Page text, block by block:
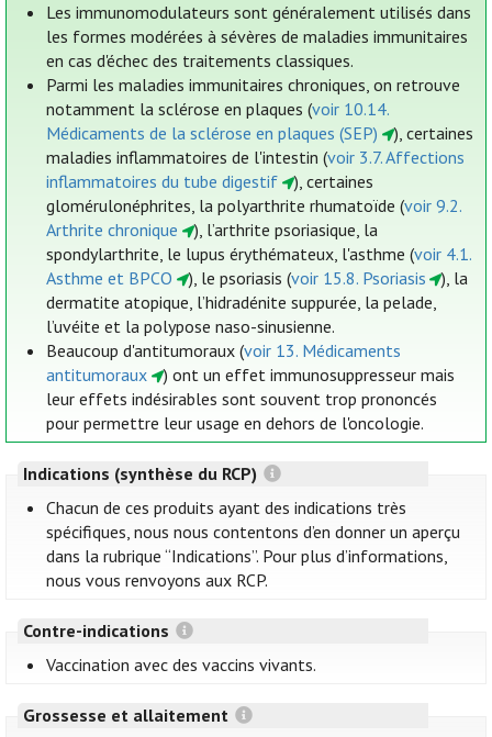
Les immunomodulateurs sont généralement utilisés dans
les formes modérées à sévères de maladies immunitaires
en cas d'échec des traitements classiques.
Parmi les maladies immunitaires chroniques, on retrouve
notamment la sclérose en plaques (voir 10.14.
Médicaments de la sclérose en plaques (SEP)
), certaines
maladies inflammatoires de l'intestin (voir 3.7. Affections
inflammatoires du tube digestif
), certaines
glomérulonéphrites, la polyarthrite rhumatoïde (voir 9.2.
Arthrite chronique
), l’arthrite psoriasique, la
spondylarthrite, le lupus érythémateux, l'asthme (voir 4.1.
Asthme et BPCO
), le psoriasis (voir 15.8. Psoriasis
), la
dermatite atopique, l’hidradénite suppurée, la pelade,
l’uvéite et la polypose naso-sinusienne.
Beaucoup d'antitumoraux (voir 13. Médicaments
antitumoraux
) ont un effet immunosuppresseur mais
leur effets indésirables sont souvent trop prononcés
pour permettre leur usage en dehors de l'oncologie.
Indications (synthèse du RCP)
Chacun de ces produits ayant des indications très
spécifiques, nous nous contentons d’en donner un aperçu
dans la rubrique “Indications”. Pour plus d’informations,
nous vous renvoyons aux RCP.
Contre-indications
Vaccination avec des vaccins vivants.
Grossesse et allaitement